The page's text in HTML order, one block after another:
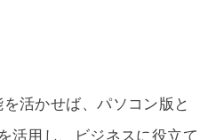
活かせば、パソコン版と
活用し、ビジネスに役立て